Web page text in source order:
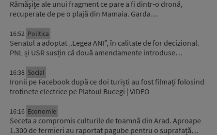
Rămășițe ale unui fragment ce pare a fi dintr-o dronă,
recuperate de pe o plajă din Mamaia. Garda…
16:52 Politica
Senatul a adoptat „Legea ANI”, în calitate de for decizional.
PNL și USR susțin că două amendamente introduse…
16:38 Social
Ironii pe Facebook după ce doi turiști au fost filmați folosind
trotinete electrice pe Platoul Bucegi | VIDEO
16:16 Economie
Seceta a compromis culturile de toamnă din Arad. Aproape
1.300 de fermieri au raportat pagube pentru o suprafață…